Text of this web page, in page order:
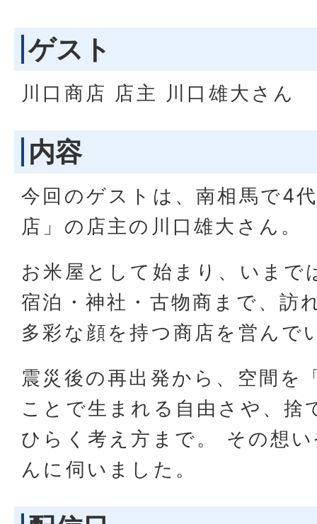
ゲスト
川口商店 店主 川口雄大さん
内容
今回のゲストは、南相馬で4
店」の店主の川口雄大さん。
お米屋として始まり、いまで
宿泊・神社・古物商まで、訪
多彩な顔を持つ商店を営んで
震災後の再出発から、空間を
ことで生まれる自由さや、捨
ひらく考え方まで。 その想
んに伺いました。